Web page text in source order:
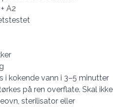
A2
i kokende vann i 3–5 minutter
på ren overflate. Skal ikke
sterilisator eller